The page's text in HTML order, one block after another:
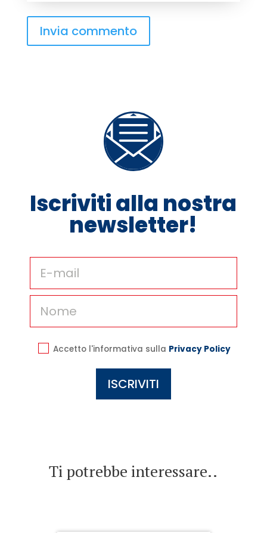
Invia commento
Iscriviti alla nostra
newsletter!
Accetto l'informativa sulla Privacy Policy
Ti potrebbe interessare..